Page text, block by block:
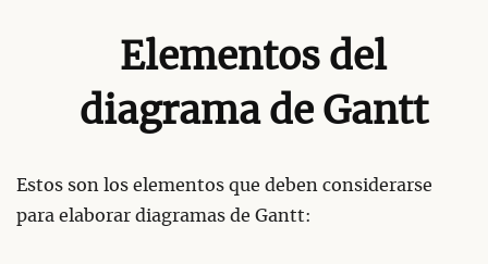
Elementos del
diagrama de Gantt
Estos son los elementos que deben considerarse
para elaborar diagramas de Gantt: